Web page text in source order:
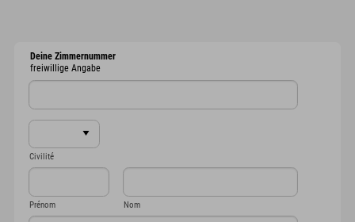
Deine Zimmernummer
freiwillige Angabe
Civilité
Prénom Nom